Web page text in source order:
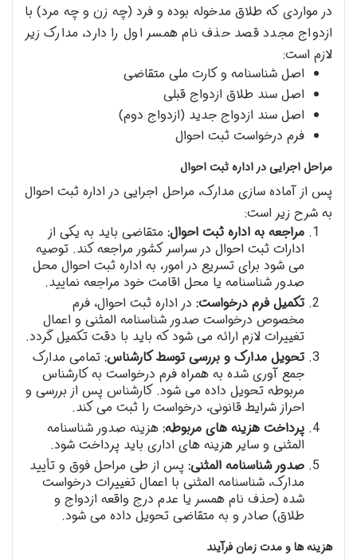
در مواردی که طلاق مدخوله بوده و فرد (چه زن و چه مرد) با
ازدواج مجدد قصد حذف نام همسر اول را دارد، مدارک زیر
لازم است:
اصل شناسنامه و کارت ملی متقاضی
اصل سند طلاق ازدواج قبلی
اصل سند ازدواج جدید (ازدواج دوم)
فرم درخواست ثبت احوال
مراحل اجرایی در اداره ثبت احوال
پس از آماده سازی مدارک، مراحل اجرایی در اداره ثبت احوال
به شرح زیر است:
مراجعه به اداره ثبت احوال: متقاضی باید به یکی از
ادارات ثبت احوال در سراسر کشور مراجعه کند. توصیه
می شود برای تسریع در امور، به اداره ثبت احوال محل
صدور شناسنامه یا محل اقامت خود مراجعه نمایید.
تکمیل فرم درخواست: در اداره ثبت احوال، فرم
مخصوص درخواست صدور شناسنامه المثنی و اعمال
تغییرات لازم ارائه می شود که باید با دقت تکمیل گردد.
تحویل مدارک و بررسی توسط کارشناس: تمامی مدارک
جمع آوری شده به همراه فرم درخواست به کارشناس
مربوطه تحویل داده می شود. کارشناس پس از بررسی و
احراز شرایط قانونی، درخواست را ثبت می کند.
پرداخت هزینه های مربوطه: هزینه صدور شناسنامه
المثنی و سایر هزینه های اداری باید پرداخت شود.
صدور شناسنامه المثنی: پس از طی مراحل فوق و تأیید
مدارک، شناسنامه المثنی با اعمال تغییرات درخواست
شده (حذف نام همسر یا عدم درج واقعه ازدواج و
طلاق) صادر و به متقاضی تحویل داده می شود.
هزینه ها و مدت زمان فرآیند